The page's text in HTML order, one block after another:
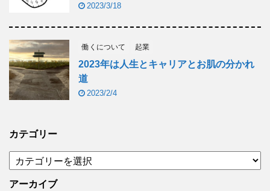
2023/3/18
働くについて 起業
2023年は人生とキャリアとお肌の分かれ
道
2023/2/4
カテゴリー
アーカイブ